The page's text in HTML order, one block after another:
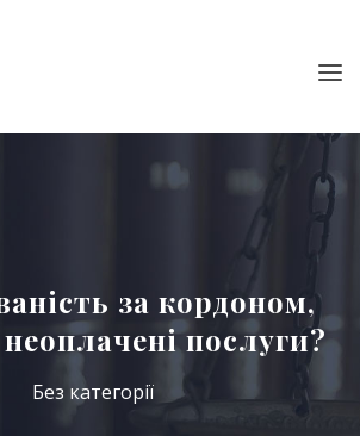
за кордоном,
послуги?
Без категорії